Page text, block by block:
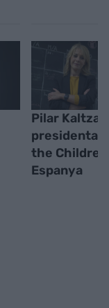
Pilar
presidenta
the Children
Espanya